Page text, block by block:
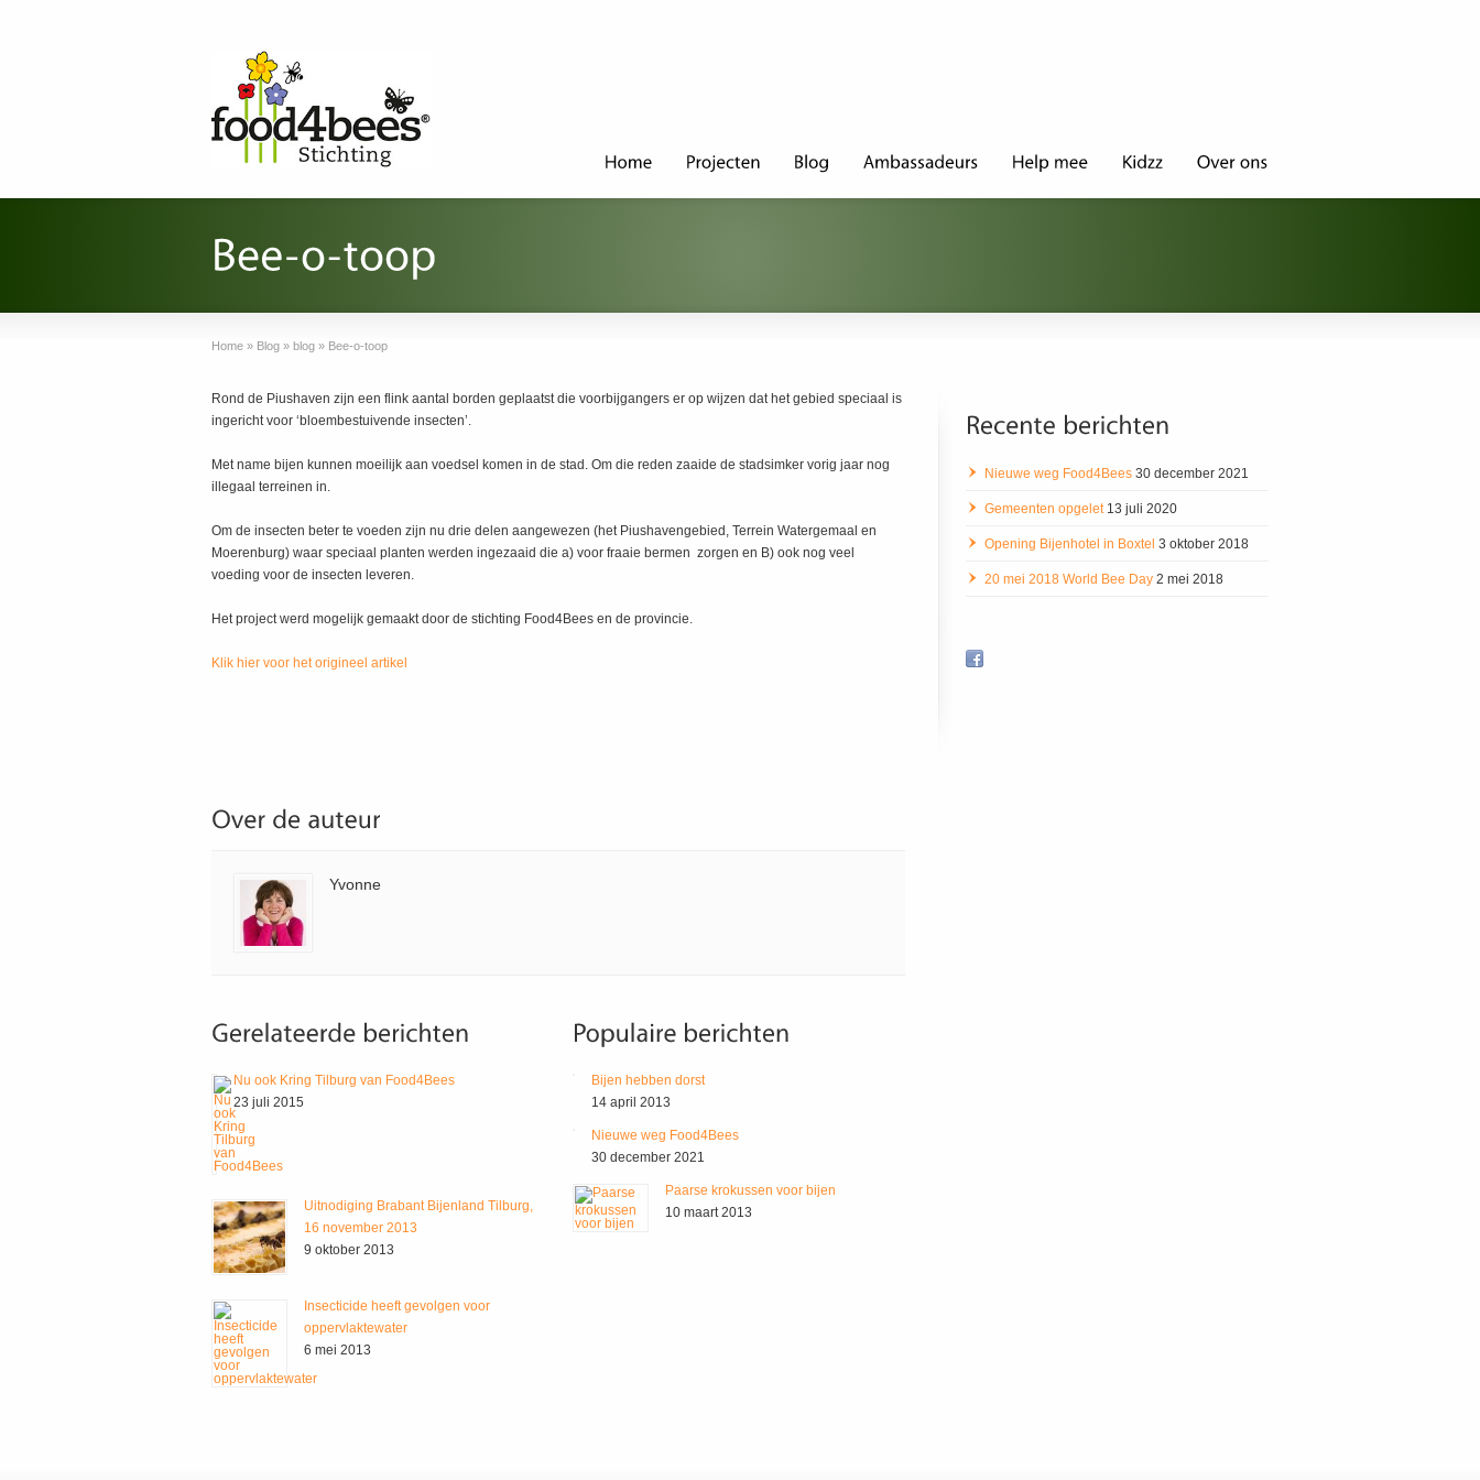
Home » Blog » blog » Bee-o-toop
Rond de Piushaven zijn een flink aantal borden geplaatst die voorbijgangers er op wijzen dat het gebied speciaal is
ingericht voor ‘bloembestuivende insecten’.
Met name bijen kunnen moeilijk aan voedsel komen in de stad. Om die reden zaaide de stadsimker vorig jaar nog
illegaal terreinen in.
Om de insecten beter te voeden zijn nu drie delen aangewezen (het Piushavengebied, Terrein Watergemaal en
Moerenburg) waar speciaal planten werden ingezaaid die a) voor fraaie bermen zorgen en B) ook nog veel
voeding voor de insecten leveren.
Het project werd mogelijk gemaakt door de stichting Food4Bees en de provincie.
Klik hier voor het origineel artikel
Yvonne
Nu ook Kring Tilburg van Food4Bees
23 juli 2015
Uitnodiging Brabant Bijenland Tilburg,
16 november 2013
9 oktober 2013
Insecticide heeft gevolgen voor
oppervlaktewater
6 mei 2013
Bijen hebben dorst
14 april 2013
Nieuwe weg Food4Bees
30 december 2021
Paarse krokussen voor bijen
10 maart 2013
Nieuwe weg Food4Bees 30 december 2021
Gemeenten opgelet 13 juli 2020
Opening Bijenhotel in Boxtel 3 oktober 2018
20 mei 2018 World Bee Day 2 mei 2018